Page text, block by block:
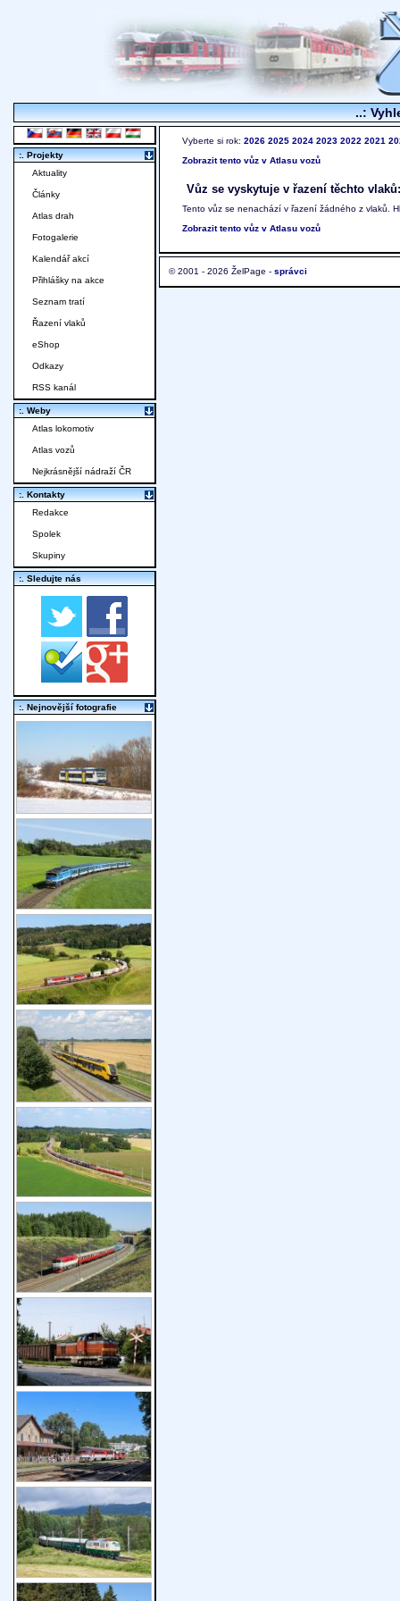
..:
Vyberte si rok: 2026 2025 2024 2023 2022 2021
Zobrazit tento vůz v Atlasu vozů
Vůz se vyskytuje v řazení těchto vlaků:
Tento vůz se nenachází v řazení žádného z vlaků.
Zobrazit tento vůz v Atlasu vozů
© 2001 - 2026 ŽelPage - správci
:. Projekty
Aktuality
Články
Atlas drah
Fotogalerie
Kalendář akcí
Přihlášky na akce
Seznam tratí
Řazení vlaků
eShop
Odkazy
RSS kanál
:. Weby
Atlas lokomotiv
Atlas vozů
Nejkrásnější nádraží ČR
:. Kontakty
Redakce
Spolek
Skupiny
:. Sledujte nás
:. Nejnovější fotografie